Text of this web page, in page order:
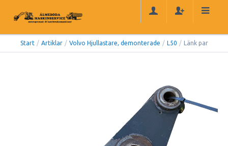
Start / Artiklar / Volvo Hjullastare, demonterade / L50 / Länk par